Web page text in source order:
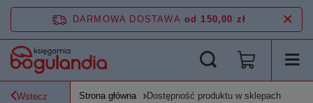
DARMOWA DOSTAWA od 150,00 zł
Wstecz Strona główna Dostępność produktu w sklepach